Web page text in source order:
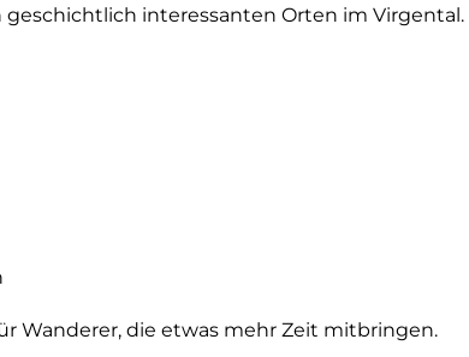
interessanten Orten im Virgental.
Wanderer, die etwas mehr Zeit mitbringen.